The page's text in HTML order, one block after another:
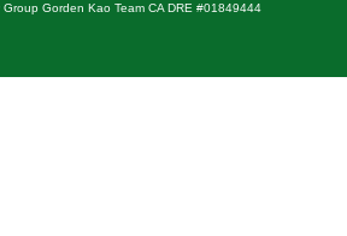
Gorden Kao Team CA DRE #01849444